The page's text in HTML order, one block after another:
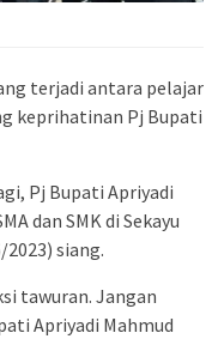
terjadi antara pelajar
keprihatinan Pj Bupati
Pj Bupati Apriyadi
dan SMK di Sekayu
siang.
tawuran. Jangan
Apriyadi Mahmud